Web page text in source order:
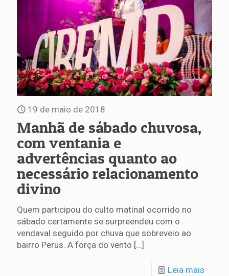
19 de maio de 2018
Manhã de sábado chuvosa,
com ventania e
advertências quanto ao
necessário relacionamento
divino
Quem participou do culto matinal ocorrido no
sábado certamente se surpreendeu com o
vendaval seguido por chuva que sobreveio ao
bairro Perus. A força do vento […]
Leia mais